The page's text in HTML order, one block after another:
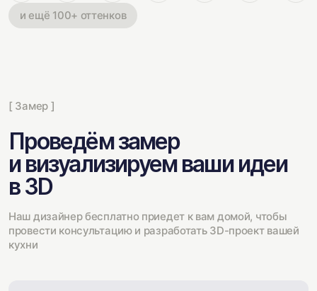
и ещё 100+ оттенков
[ Замер ]
Проведём замер
и визуализируем ваши идеи
в 3D
Наш дизайнер бесплатно приедет к вам домой, чтобы
провести консультацию и разработать 3D-проект вашей
кухни